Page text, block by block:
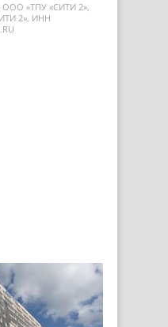
ООО «ТПУ «СИТИ 2»,
2», ИНН